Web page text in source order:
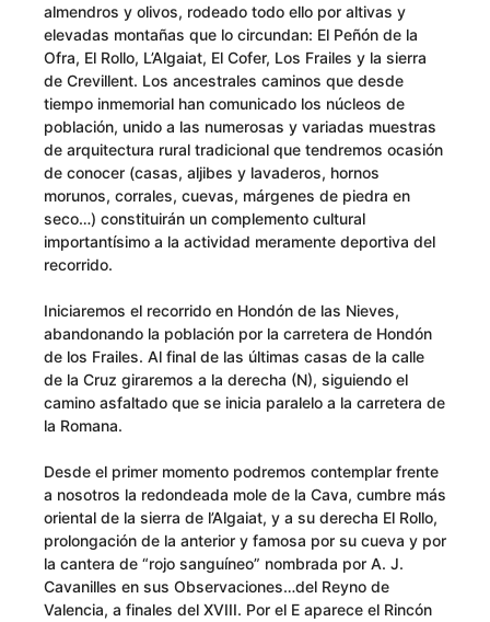
almendros y olivos, rodeado todo ello por altivas y
elevadas montañas que lo circundan: El Peñón de la
Ofra, El Rollo, L’Algaiat, El Cofer, Los Frailes y la sierra
de Crevillent. Los ancestrales caminos que desde
tiempo inmemorial han comunicado los núcleos de
población, unido a las numerosas y variadas muestras
de arquitectura rural tradicional que tendremos ocasión
de conocer (casas, aljibes y lavaderos, hornos
morunos, corrales, cuevas, márgenes de piedra en
seco…) constituirán un complemento cultural
importantísimo a la actividad meramente deportiva del
recorrido.
Iniciaremos el recorrido en Hondón de las Nieves,
abandonando la población por la carretera de Hondón
de los Frailes. Al final de las últimas casas de la calle
de la Cruz giraremos a la derecha (N), siguiendo el
camino asfaltado que se inicia paralelo a la carretera de
la Romana.
Desde el primer momento podremos contemplar frente
a nosotros la redondeada mole de la Cava, cumbre más
oriental de la sierra de l’Algaiat, y a su derecha El Rollo,
prolongación de la anterior y famosa por su cueva y por
la cantera de “rojo sanguíneo” nombrada por A. J.
Cavanilles en sus Observaciones…del Reyno de
Valencia, a finales del XVIII. Por el E aparece el Rincón